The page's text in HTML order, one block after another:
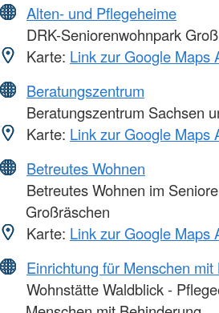
Alten- und Pflegeheime
DRK-Seniorenwohnpark
Karte: Link zur Google Maps
Beratungszentrum
Beratungszentrum Sachsen
Karte: Link zur Google Maps
Betreutes Wohnen
Betreutes Wohnen im
Großräschen
Karte: Link zur Google Maps
Einrichtung für Menschen
Wohnstätte Waldblick -